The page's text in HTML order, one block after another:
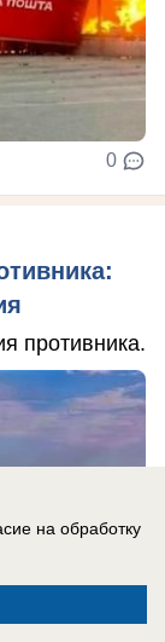
0
противника.
на обработку